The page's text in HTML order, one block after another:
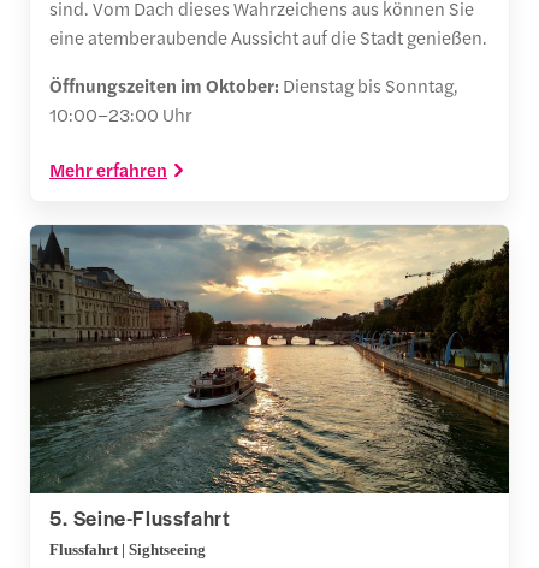
sind. Vom Dach dieses Wahrzeichens aus können Sie
eine atemberaubende Aussicht auf die Stadt genießen.
Öffnungszeiten im Oktober: Dienstag bis Sonntag,
10:00–23:00 Uhr
Mehr erfahren
5. Seine-Flussfahrt
Flussfahrt | Sightseeing